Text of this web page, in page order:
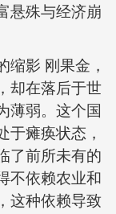
悬殊与经济崩
影 刚果金，
却在落后于世
薄弱。这个国
于瘫痪状态，
了前所未有的
不依赖农业和
这种依赖导致